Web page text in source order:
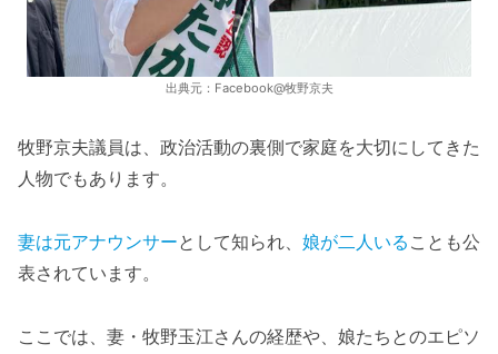
出典元：Facebook@牧野京夫
牧野京夫議員は、政治活動の裏側で家庭を大切にしてきた
人物でもあります。
妻は元アナウンサーとして知られ、 娘が二人いる ことも公
表されています。
ここでは、妻・牧野玉江さんの経歴や、娘たちとのエピソ